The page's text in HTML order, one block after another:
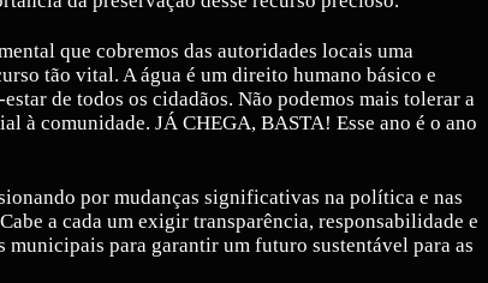
que cobremos das autoridades locais uma
tão vital. A água é um direito humano básico e
de todos os cidadãos. Não podemos mais tolerar a
à comunidade. JÁ CHEGA, BASTA! Esse ano é o ano
por mudanças significativas na política e nas
a cada um exigir transparência, responsabilidade e
municipais para garantir um futuro sustentável para as